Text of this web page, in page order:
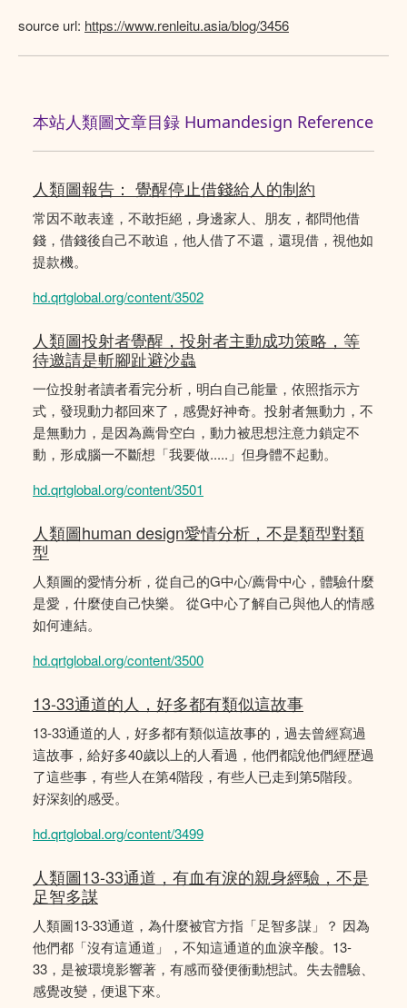
source url: https://www.renleitu.asia/blog/3456
本站人類圖文章目録 Humandesign Reference
人類圖報告： 覺醒停止借錢給人的制約
常因不敢表達，不敢拒絕，身邊家人、朋友，都問他借
錢，借錢後自己不敢追，他人借了不還，還現借，視他如
提款機。
hd.qrtglobal.org/content/3502
人類圖投射者覺醒，投射者主動成功策略，等
待邀請是斬腳趾避沙蟲
一位投射者讀者看完分析，明白自己能量，依照指示方
式，發現動力都回來了，感覺好神奇。投射者無動力，不
是無動力，是因為薦骨空白，動力被思想注意力鎖定不
動，形成腦一不斷想「我要做.....」但身體不起動。
hd.qrtglobal.org/content/3501
人類圖human design愛情分析，不是類型對類
型
人類圖的愛情分析，從自己的G中心/薦骨中心，體驗什麼
是愛，什麼使自己快樂。 從G中心了解自己與他人的情感
如何連結。
hd.qrtglobal.org/content/3500
13-33通道的人，好多都有類似這故事
13-33通道的人，好多都有類似這故事的，過去曾經寫過
這故事，給好多40歲以上的人看過，他們都說他們經歴過
了這些事，有些人在第4階段，有些人已走到第5階段。
好深刻的感受。
hd.qrtglobal.org/content/3499
人類圖13-33通道，有血有淚的親身經驗，不是
足智多謀
人類圖13-33通道，為什麼被官方指「足智多謀」？ 因為
他們都「沒有這通道」，不知這通道的血淚辛酸。13-
33，是被環境影響著，有感而發便衝動想試。失去體驗、
感覺改變，便退下來。